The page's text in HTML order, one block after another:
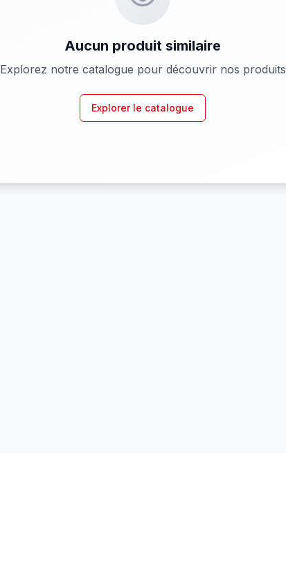
Aucun produit similaire
Explorez notre catalogue pour découvrir nos produits
Explorer le catalogue